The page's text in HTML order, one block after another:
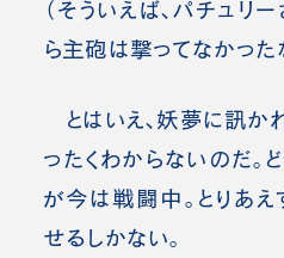
（そういえば、パチュリ
ら主砲は撃ってなかっ
とはいえ、妖夢に訊か
ったくわからないのだ。
が今は戦闘中。とりあ
せるしかない。